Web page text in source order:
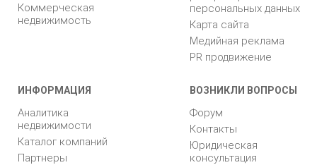
Коммерческая
недвижимость
персональных данных
Карта сайта
Медийная реклама
PR продвижение
ИНФОРМАЦИЯ
Аналитика
недвижимости
Каталог компаний
Партнеры
ВОЗНИКЛИ ВОПРОСЫ
Форум
Контакты
Юридическая
консультация